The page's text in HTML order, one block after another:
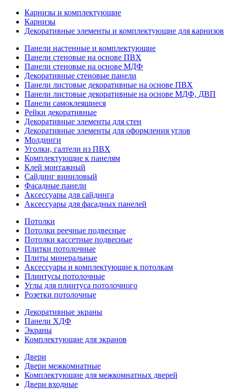
Карнизы и комплектующие
Карнизы
Декоративные элементы и комплектующие для карнизов
Панели настенные и комплектующие
Панели стеновые на основе ПВХ
Панели стеновые на основе МДФ
Декоративные стеновые панели
Панели листовые декоративные на основе ПВХ
Панели листовые декоративные на основе МДФ, ДВП
Панели самоклеящиеся
Рейки декоративные
Декоративные элементы для стен
Декоративные элементы для оформления углов
Молдинги
Уголки, галтели из ПВХ
Комплектующие к панелям
Клей монтажный
Сайдинг виниловый
Фасадные панели
Аксессуары для сайдинга
Аксессуары для фасадных панелей
Потолки
Потолки реечные подвесные
Потолки кассетные подвесные
Плитки потолочные
Плиты минеральные
Аксессуары и комплектующие к потолкам
Плинтусы потолочные
Углы для плинтуса потолочного
Розетки потолочные
Декоративные экраны
Панели ХДФ
Экраны
Комплектующие для экранов
Двери
Двери межкомнатные
Комплектующие для межкомнатных дверей
Двери входные